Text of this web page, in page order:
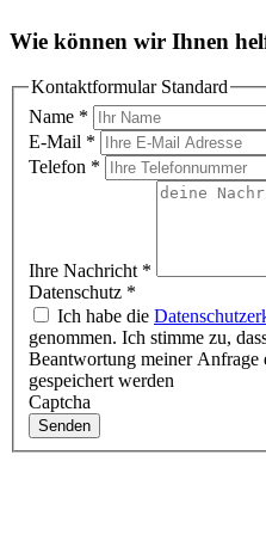
Wie können wir Ihnen
Kontaktformular Standard
Name *
E-Mail *
Telefon *
Ihre Nachricht *
Datenschutz *
Ich habe die
genommen. Ich stimme zu,
Beantwortung meiner Anfrage
gespeichert werden
Captcha
Senden